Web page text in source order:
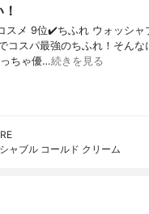
スメ 9位✔️ちふれ ウォッシャ
コスパ最強のちふれ！そんな
ちゃ優…続きを見る
ャブル コールド クリーム